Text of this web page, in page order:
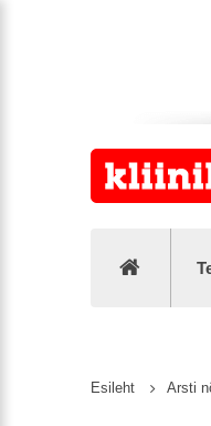
Esileht Arsti